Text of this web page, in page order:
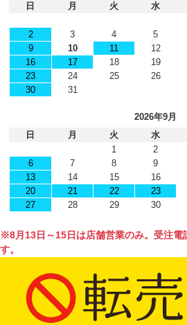
日
月 火 水
2
3 4 5
9
10 11 12
16
17 18 19
23
24 25 26
30
31
2026年9月
日
月 火 水
1
2
6
7 8 9
13
14 15 16
20
21 22 23
27
28 29 30
※8月13日～15日は店舗営業のみ。受注電
す。